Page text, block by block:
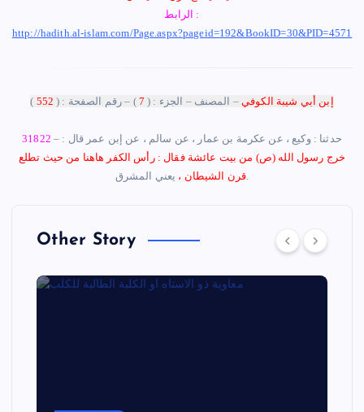
الرابط :
http://hadith.al-islam.com/Page.aspx?pageid=192&BookID=30&PID=4571
إبن أبي شيبة الكوفي– المصنف – الجزء : ( 7 ) – رقم الصفحة : ( 552
)
31822
– حدثنا : وكيع ، عن عكرمة بن عمار ، عن سالم ، عن إبن عمر قال :
خرج رسول الله (ص) من بيت عائشة فقال : رأس الكفر هاهنا من حيث تطلع
قرن الشيطان ، يعني المشرق.
Other Story